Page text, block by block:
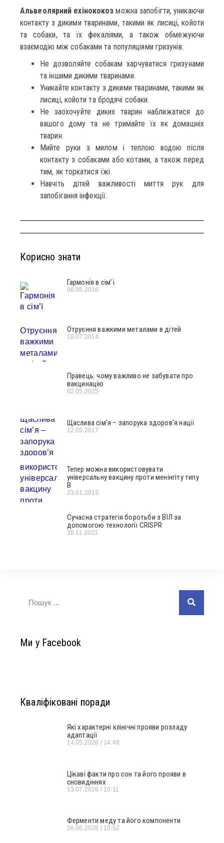
Альвеолярний ехінококоз можна запобігти, уникаючи
контакту з дикими тваринами, такими як лисиці, койоти
та собаки, та їх фекаліями, а також обмежуючи
взаємодію між собаками та популяціями гризунів.
Не дозволяйте собакам харчуватися гризунами
та іншими дикими тваринами.
Уникайте контакту з дикими тваринами, такими як
лисиці, койоти та бродячі собаки.
Не заохочуйте диких тварин наближатися до
вашого дому та не тримайте їх як домашніх
тварин.
Мийте руки з милом і теплою водою після
контакту з собаками або котами, а також перед
тим, як торкатися їжі.
Навчіть дітей важливості миття рук для
запобігання інфекції.
Корисно знати
Гармонія в сім’ї
06.05.2016
Отруєння важкими металами в дітей
18.07.2014
Правець: чому важливо не забувати про
вакцинацію
02.05.2025
Щаслива сім’я – запорука здоров’я нації
12.05.2017
Тепер можна використовувати
універсальну вакцину проти менінгіту типу
В
23.01.2013
Сучасна стратегія боротьби з ВІЛ за
допомогою технології CRISPR
30.11.2021
Ми у Facebook
Кваліфіковані поради
Які характерні клінічні прояви розладу
адаптації
14.05.2026 14:48
Цікаві факти про сон та його прояви в
сновидіннях
13.07.2026 10:11
Ферменти меду та його компоненти
26.06.2026 10:52